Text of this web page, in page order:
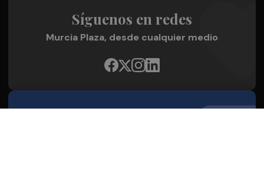
Síguenos en redes
Murcia Plaza, desde cualquier medio